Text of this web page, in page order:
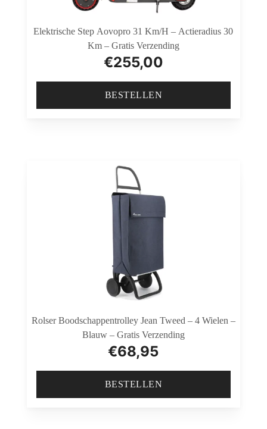
Elektrische Step Aovopro 31 Km/h – Actieradius 30
Km – Gratis Verzending
€255,00
BESTELLEN
Rolser Boodschappentrolley Jean Tweed – 4 Wielen –
Blauw – Gratis Verzending
€68,95
BESTELLEN